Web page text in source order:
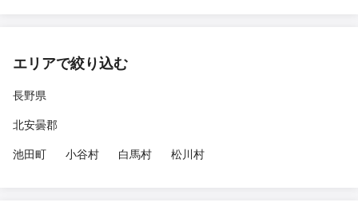
エリアで絞り込む
長野県
北安曇郡
池田町
小谷村 白馬村 松川村